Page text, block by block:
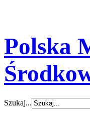
Polska
Szukaj...